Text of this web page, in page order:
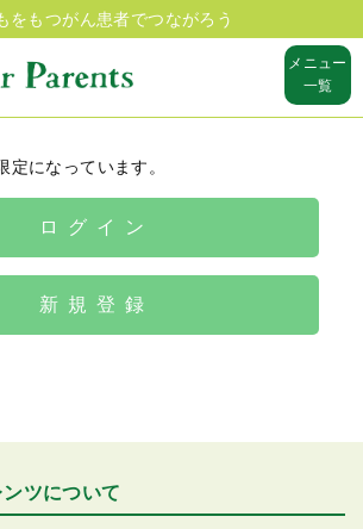
をもつがん患者でつながろう
メニュー
一覧
定になっています。
ログイン
新規登録
ツについて